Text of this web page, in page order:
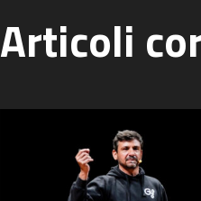
Articoli